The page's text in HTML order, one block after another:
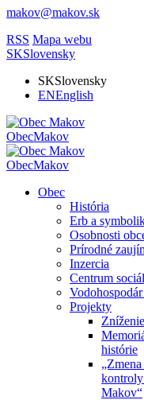
makov@makov.sk
RSS Mapa webu
SKSlovensky
SKSlovensky
ENEnglish
ObecMakov
ObecMakov
Obec
História
Erb a
Osobnosti
Prírodné
Inzercia
Centrum
Projekty
histórie
Makov“